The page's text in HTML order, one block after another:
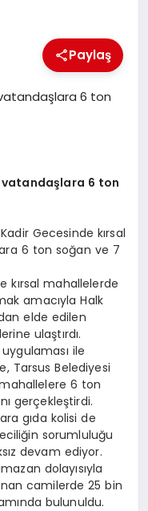
Paylaş
vatandaşlara 6 ton
Gecesinde kırsal
6 ton soğan ve 7
kırsal mahallelerde
amacıyla Halk
elde edilen
ulaştırdı.
ile
Tarsus Belediyesi
mahallelere 6 ton
gerçekleştirdi.
gıda kolisi de
sorumluluğu
devam ediyor.
dolayısıyla
camilerde 25 bin
bulunuldu.